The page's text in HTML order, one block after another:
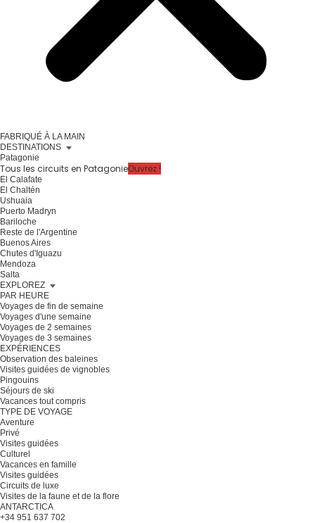
FABRIQUÉ À LA MAIN
DESTINATIONS
Patagonie
Tous les circuits en PatagonieOuvrez !
El Calafate
El Chaltén
Ushuaia
Puerto Madryn
Bariloche
Reste de l'Argentine
Buenos Aires
Chutes d'Iguazu
Mendoza
Salta
EXPLOREZ
PAR HEURE
Voyages de fin de semaine
Voyages d'une semaine
Voyages de 2 semaines
Voyages de 3 semaines
EXPÉRIENCES
Observation des baleines
Visites guidées de vignobles
Pingouins
Séjours de ski
Vacances tout compris
TYPE DE VOYAGE
Aventure
Privé
Visites guidées
Culturel
Vacances en famille
Visites guidées
Circuits de luxe
Visites de la faune et de la flore
ANTARCTICA
+34 951 637 702